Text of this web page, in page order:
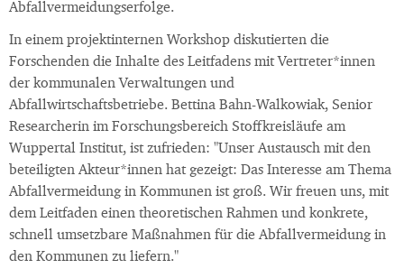
Abfallvermeidungserfolge.
In einem projektinternen Workshop diskutierten die
Forschenden die Inhalte des Leitfadens mit Vertreter*innen
der kommunalen Verwaltungen und
Abfallwirtschaftsbetriebe. Bettina Bahn-Walkowiak, Senior
Researcherin im Forschungsbereich Stoffkreisläufe am
Wuppertal Institut, ist zufrieden: "Unser Austausch mit den
beteiligten Akteur*innen hat gezeigt: Das Interesse am Thema
Abfallvermeidung in Kommunen ist groß. Wir freuen uns, mit
dem Leitfaden einen theoretischen Rahmen und konkrete,
schnell umsetzbare Maßnahmen für die Abfallvermeidung in
den Kommunen zu liefern."